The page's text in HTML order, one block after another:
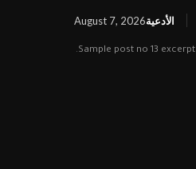
الأدعيةAugust 7, 2026
Sample post no 13 excerpt.